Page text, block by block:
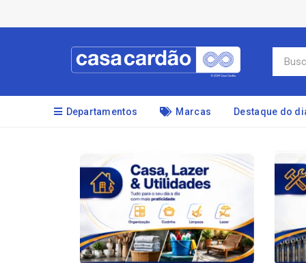
Departamentos Marcas Destaque do